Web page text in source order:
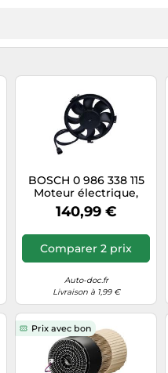
BOSCH 0 986 338 115
Moteur électrique,
ventilateur pour
radiateurs
140,99 €
Comparer 2 prix
Auto-doc.fr
Livraison à 1,99 €
Prix avec bon